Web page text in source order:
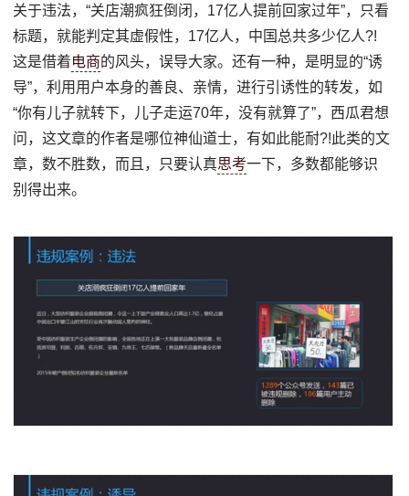
关于违法，“关店潮疯狂倒闭，17亿人提前回家过年”，只看
标题，就能判定其虚假性，17亿人，中国总共多少亿人?!
这是借着电商的风头，误导大家。还有一种，是明显的“诱
导”，利用用户本身的善良、亲情，进行引诱性的转发，如
“你有儿子就转下，儿子走运70年，没有就算了”，西瓜君想
问，这文章的作者是哪位神仙道士，有如此能耐?!此类的文
章，数不胜数，而且，只要认真思考一下，多数都能够识
别得出来。